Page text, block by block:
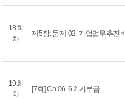
18회
차
제5장. 문제 02. 기업업무추진비
19회
차
[7회] Ch 06. 6.2 기부금